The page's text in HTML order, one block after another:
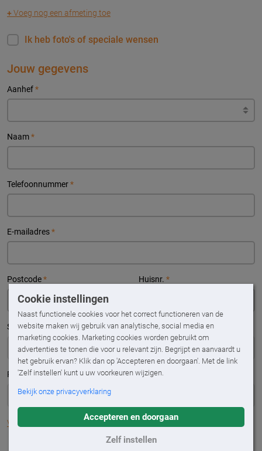
Cookie instellingen
Naast functionele cookies voor het correct functioneren van de
website maken wij gebruik van analytische, social media en
marketing cookies. Marketing cookies worden gebruikt om
advertenties te tonen die voor u relevant zijn. Begrijpt en aanvaardt u
het gebruik ervan? Klik dan op 'Accepteren en doorgaan'. Met de link
'Zelf instellen' kunt u uw voorkeuren wijzigen.
Bekijk onze privacyverklaring
Accepteren en doorgaan
Zelf instellen
+Voeg nog een afmeting toe
Ik heb foto's of speciale wensen
Jouw gegevens
Aanhef*
Naam*
Telefoonnummer*
E-mailadres*
Postcode* Huisnr. *
Straatnaam*
Plaats *
Vul adres handmatig in